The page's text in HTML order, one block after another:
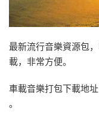
最新流行音樂資源包
載，非常方便。
車載音樂打包下載地址
。